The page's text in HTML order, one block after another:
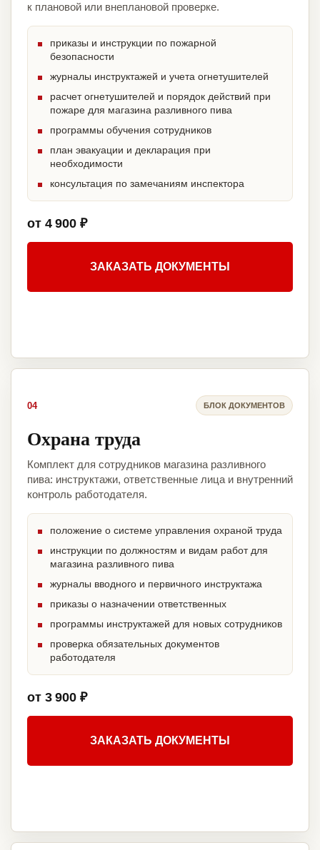
к плановой или внеплановой проверке.
приказы и инструкции по пожарной
безопасности
журналы инструктажей и учета огнетушителей
расчет огнетушителей и порядок действий при
пожаре для магазина разливного пива
программы обучения сотрудников
план эвакуации и декларация при
необходимости
консультация по замечаниям инспектора
от 4 900 ₽
ЗАКАЗАТЬ ДОКУМЕНТЫ
04 БЛОК ДОКУМЕНТОВ
Охрана труда
Комплект для сотрудников магазина разливного
пива: инструктажи, ответственные лица и внутренний
контроль работодателя.
положение о системе управления охраной труда
инструкции по должностям и видам работ для
магазина разливного пива
журналы вводного и первичного инструктажа
приказы о назначении ответственных
программы инструктажей для новых сотрудников
проверка обязательных документов
работодателя
от 3 900 ₽
ЗАКАЗАТЬ ДОКУМЕНТЫ